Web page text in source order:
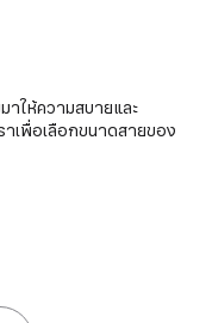
ให้ความสบายและ
เพื่อเลือกขนาดสายของ